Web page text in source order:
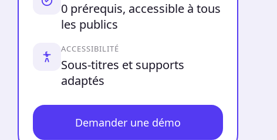
0 prérequis, accessible à tous
les publics
ACCESSIBILITÉ
Sous-titres et supports
adaptés
Demander une démo